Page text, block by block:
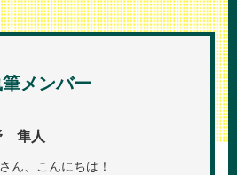
メンバー
隼人
ん、こんにちは！